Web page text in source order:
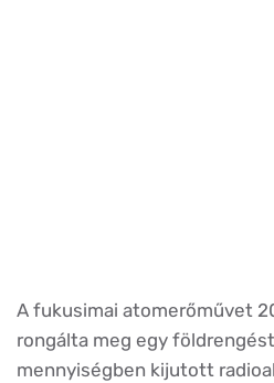
A fukusimai atomerőművet
rongálta meg egy
mennyiségben kijutott